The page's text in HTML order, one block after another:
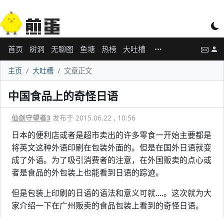
首页 树洞 无聊图 鱼塘 热榜 大吐槽
主页 大吐槽 文章正文
中国食品上的奇怪日语
仙剑守望者3 发布于 2015.06.22 , 10:56
日本的便利店或者是超市卖出的许多零食一开始主要都是
将英文这种外语印刷在包装外面的。但是在国外日语就变
成了外语。为了吸引消费者的注意，在外国贩卖的点心或
者是食品的外包装上也能看到日语的踪迹。
但是包装上印刷的日语的语法和意义可就....。这次就为大
家介绍一下在广州贩卖的食品包装上看到的奇怪日语。